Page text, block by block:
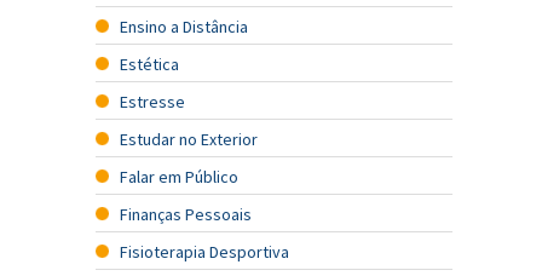
Ensino a Distância
Estética
Estresse
Estudar no Exterior
Falar em Público
Finanças Pessoais
Fisioterapia Desportiva